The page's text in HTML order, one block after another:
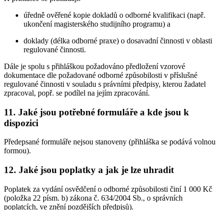
úředně ověřené kopie dokladů o odborné kvalifikaci (např.
ukončení magisterského studijního programu) a
doklady (délka odborné praxe) o dosavadní činnosti v oblasti
regulované činnosti.
Dále je spolu s přihláškou požadováno předložení vzorové
dokumentace dle požadované odborné způsobilosti v příslušné
regulované činnosti v souladu s právními předpisy, kterou žadatel
zpracoval, popř. se podílel na jejím zpracování.
11. Jaké jsou potřebné formuláře a kde jsou k
dispozici
Předepsané formuláře nejsou stanoveny (přihláška se podává volnou
formou).
12. Jaké jsou poplatky a jak je lze uhradit
Poplatek za vydání osvědčení o odborné způsobilosti činí 1 000 Kč
(položka 22 písm. b) zákona č. 634/2004 Sb., o správních
poplatcích, ve znění pozdějších předpisů).